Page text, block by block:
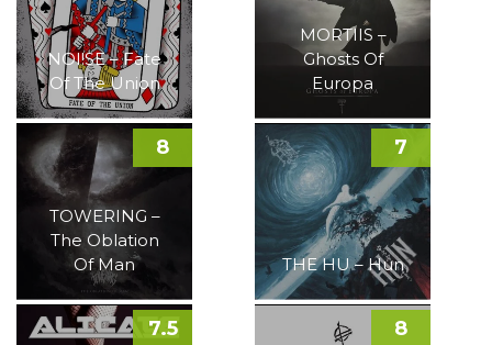
NOI!SE – Fate
Of The Union
MORTIIS –
Ghosts Of
Europa
TOWERING –
The Oblation
Of Man
8
THE HU – Hun
7
7.5 8